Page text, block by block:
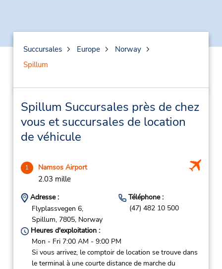
Succursales Europe
Norway
Spillum
Spillum Succursales près de chez
vous et succursales de location
de véhicule
1 Namsos Airport
2.03 mille
Adresse :
Flyplassvegen 6,
Spillum, 7805, Norway
Téléphone :
(47) 482 10 500
Heures d'exploitation :
Mon - Fri 7:00 AM - 9:00 PM
Si vous arrivez, le comptoir de location se trouve dans
le terminal à une courte distance de marche du